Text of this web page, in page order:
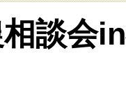
相談会